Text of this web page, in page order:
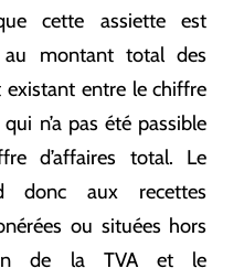
cette assiette est
montant total des
entre le chiffre
n’a pas été passible
d’affaires total. Le
donc aux recettes
ou situées hors
de la TVA et le